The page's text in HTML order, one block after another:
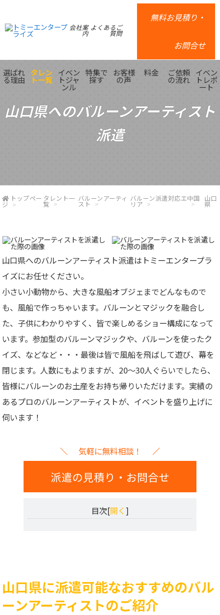
会社案
内
よくあるご
質問
無料お見積り・
お問合せ
選ばれ
る理由
タレン
ト一覧
イベン
トジャ
ンル
特集で
探す
お客様
の声
料金 ご依頼
の流れ
イベン
トレポ
ート
山口県へのバルーンアーティスト
派遣
トップペー
ジ
タレント一
覧
バルーンアーティ
スト
バルーン派遣対応エ
リア
中国 山口
県
山口県へのバルーンアーティスト派遣はトミーエンタープラ
イズにお任せください。
小さい小動物から、大きな風船オブジェまでどんなもので
も、風船で作っちゃいます。バルーンとマジックを融合し
た、子供にわかりやすく、皆で楽しめるショー構成になって
います。参加型のバルーンマジックや、バルーンを使ったク
イズ、などなど・・・最後は皆で風船を飛ばして遊び、幕を
閉じます。人数にもよりますが、20～30人ぐらいでしたら、
皆様にバルーンのお土産をお持ち帰りいただけます。 実績の
あるプロのバルーンアーティストが、イベントを盛り上げに
伺います！
気軽に無料相談！
派遣の見積り・お問合せ
目次[開く ]
山口県に派遣可能なおすすめのバル
ーンアーティストのご紹介